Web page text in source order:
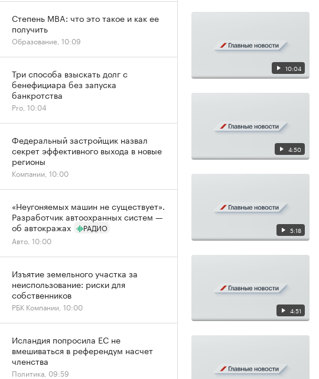
10:04
4:50
5:18
4:51
Степень MBA: что это такое и как ее
получить
Образование, 10:09
Три способа взыскать долг с
бенефициара без запуска
банкротства
Pro, 10:04
Федеральный застройщик назвал
секрет эффективного выхода в новые
регионы
Компании, 10:00
«Неугоняемых машин не существует».
Разработчик автоохранных систем —
об автокражах
РАДИО
Авто, 10:00
Изъятие земельного участка за
неиспользование: риски для
собственников
РБК Компании, 10:00
Исландия попросила ЕС не
вмешиваться в референдум насчет
членства
Политика, 09:59